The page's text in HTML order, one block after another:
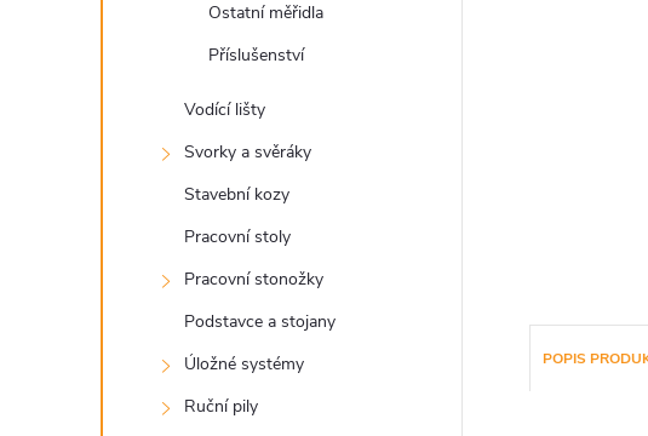
Ostatní měřidla
Příslušenství
Vodící lišty
Svorky a svěráky
Stavební kozy
Pracovní stoly
Pracovní stonožky
Podstavce a stojany
Úložné systémy
Ruční pily
POPIS